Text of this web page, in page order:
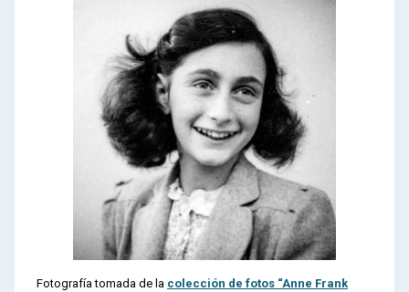
Fotografía tomada de la colección de fotos “Anne Frank